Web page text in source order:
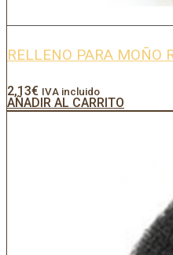
RELLENO PARA MOÑO
2,13€ IVA incluido
AÑADIR AL CARRITO